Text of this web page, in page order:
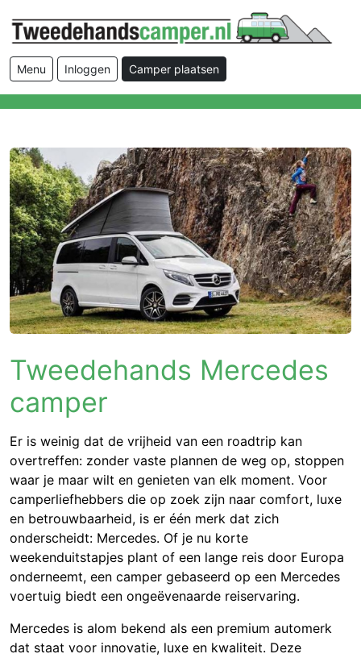
Menu Inloggen Camper plaatsen
Tweedehands Mercedes
camper
Er is weinig dat de vrijheid van een roadtrip kan
overtreffen: zonder vaste plannen de weg op, stoppen
waar je maar wilt en genieten van elk moment. Voor
camperliefhebbers die op zoek zijn naar comfort, luxe
en betrouwbaarheid, is er één merk dat zich
onderscheidt: Mercedes. Of je nu korte
weekenduitstapjes plant of een lange reis door Europa
onderneemt, een camper gebaseerd op een Mercedes
voertuig biedt een ongeëvenaarde reiservaring.
Mercedes is alom bekend als een premium automerk
dat staat voor innovatie, luxe en kwaliteit. Deze